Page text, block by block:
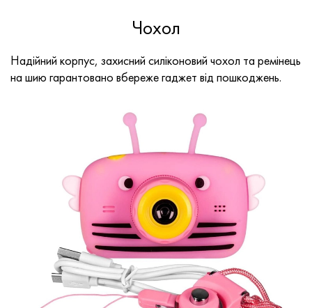
Чохол
Надійний корпус, захисний силіконовий чохол та ремінець
на шию гарантовано вбереже гаджет від пошкоджень.